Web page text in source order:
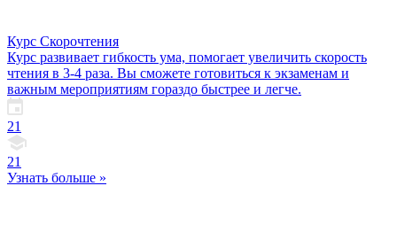
Курс Скорочтения
Курс развивает гибкость ума, помогает увеличить скорость
чтения в 3-4 раза. Вы сможете готовиться к экзаменам и
важным мероприятиям гораздо быстрее и легче.
21
21
Узнать больше »